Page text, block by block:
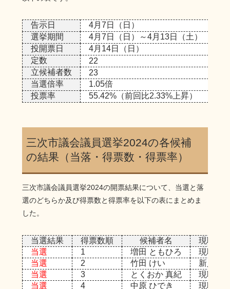
告示日
4月7日（日）
選挙期間
4月7日（日）～4月13日（土）
投開票日
4月14日（日）
定数
22
立候補者数
23
当選倍率
1.05倍
投票率
55.42%（前回比2.33%上昇）
三次市議会議員選挙2024の各候補
の結果（当落・得票数・得票率）
三次市議会議員選挙2024の開票結果について、当選と落
選のどちらか及び得票数と得票率を以下の表にまとめま
した。
当選結果 得票数順 候補者名
現職or
当選
1 増田 ともひろ
現職
当選
2 竹田 けい
新人
当選
3 とくおか 真紀
現職
当選
4 中原 ひでき
現職